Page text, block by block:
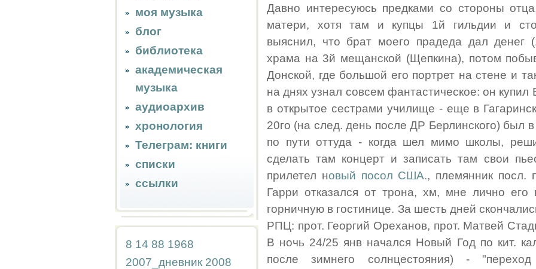
моя музыка
блог
библиотека
академическая
музыка
аудиоархив
хронология
Телеграм: книги
списки
ссылки
8 14 88 1968
2007_дневник 2008
Давно интересуюсь предками со стороны
матери, хотя там и купцы 1й гильдии и
выяснил, что брат моего прадеда дал денег
храма на 3й мещанской (Щепкина), потом
Донской, где большой его портрет на стене и
на днях узнал совсем фантастическое: он
в открытое сестрами училище - еще в
20го (на след. день после ДР Берлинского) был
по пути оттуда - когда шел мимо школы,
сделать там концерт и записать там свои
прилетел новый посол США., племянник
Гарри отказался от трона, хм, мне лично его
горничную в гостинице. За шесть дней
РПЦ: прот. Георгий Ореханов, прот. Матвей
В ночь 24/25 янв начался Новый Год по кит.
после зимнего солнцестояния) -